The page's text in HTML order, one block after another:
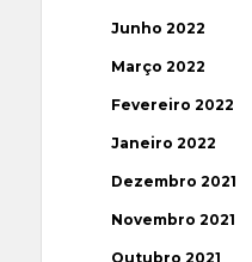
Junho 2022
Março 2022
Fevereiro 2022
Janeiro 2022
Dezembro 2021
Novembro 2021
Outubro 2021